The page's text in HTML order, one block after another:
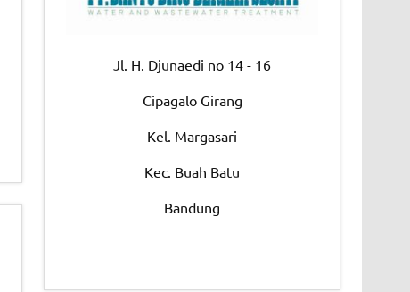
Jl. H. Djunaedi no 14 - 16
Cipagalo Girang
Kel. Margasari
Kec. Buah Batu
Bandung